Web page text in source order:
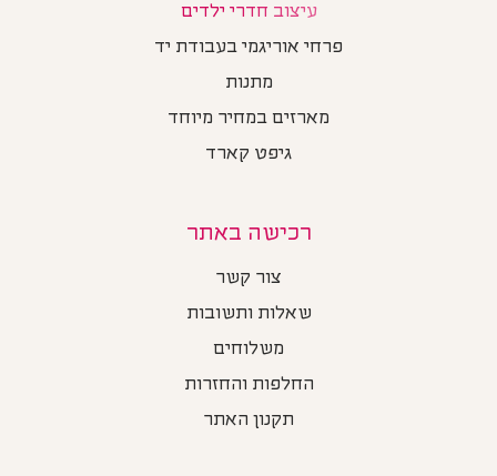
עיצוב חדרי ילדים
פרחי אוריגמי בעבודת יד
מתנות
מארזים במחיר מיוחד
גיפט קארד
רכישה באתר
צור קשר
שאלות ותשובות
משלוחים
החלפות והחזרות
תקנון האתר